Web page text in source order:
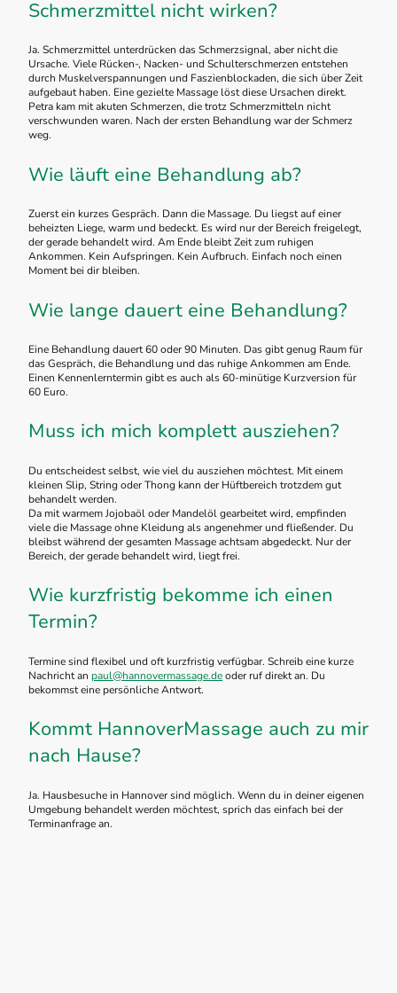
Schmerzmittel nicht wirken?
Ja. Schmerzmittel unterdrücken das Schmerzsignal, aber nicht die
Ursache. Viele Rücken-, Nacken- und Schulterschmerzen entstehen
durch Muskelverspannungen und Faszienblockaden, die sich über Zeit
aufgebaut haben. Eine gezielte Massage löst diese Ursachen direkt.
Petra kam mit akuten Schmerzen, die trotz Schmerzmitteln nicht
verschwunden waren. Nach der ersten Behandlung war der Schmerz
weg.
Wie läuft eine Behandlung ab?
Zuerst ein kurzes Gespräch. Dann die Massage. Du liegst auf einer
beheizten Liege, warm und bedeckt. Es wird nur der Bereich freigelegt,
der gerade behandelt wird. Am Ende bleibt Zeit zum ruhigen
Ankommen. Kein Aufspringen. Kein Aufbruch. Einfach noch einen
Moment bei dir bleiben.
Wie lange dauert eine Behandlung?
Eine Behandlung dauert 60 oder 90 Minuten. Das gibt genug Raum für
das Gespräch, die Behandlung und das ruhige Ankommen am Ende.
Einen Kennenlerntermin gibt es auch als 60-minütige Kurzversion für
60 Euro.
Muss ich mich komplett ausziehen?
Du entscheidest selbst, wie viel du ausziehen möchtest. Mit einem
kleinen Slip, String oder Thong kann der Hüftbereich trotzdem gut
behandelt werden.
Da mit warmem Jojobaöl oder Mandelöl gearbeitet wird, empfinden
viele die Massage ohne Kleidung als angenehmer und fließender. Du
bleibst während der gesamten Massage achtsam abgedeckt. Nur der
Bereich, der gerade behandelt wird, liegt frei.
Wie kurzfristig bekomme ich einen
Termin?
Termine sind flexibel und oft kurzfristig verfügbar. Schreib eine kurze
Nachricht an paul@hannovermassage.deoder ruf direkt an. Du
bekommst eine persönliche Antwort.
Kommt HannoverMassage auch zu mir
nach Hause?
Ja. Hausbesuche in Hannover sind möglich. Wenn du in deiner eigenen
Umgebung behandelt werden möchtest, sprich das einfach bei der
Terminanfrage an.